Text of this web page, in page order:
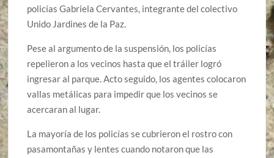
policías Gabriela Cervantes, integrante del colectivo
Unido Jardines de la Paz.
Pese al argumento de la suspensión, los policías
repelieron a los vecinos hasta que el tráiler logró
ingresar al parque. Acto seguido, los agentes colocaron
vallas metálicas para impedir que los vecinos se
acercaran al lugar.
La mayoría de los policías se cubrieron el rostro con
pasamontañas y lentes cuando notaron que las